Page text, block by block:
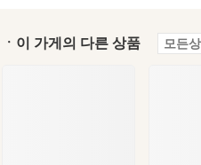
ㆍ이 가게의 다른 상품 모든